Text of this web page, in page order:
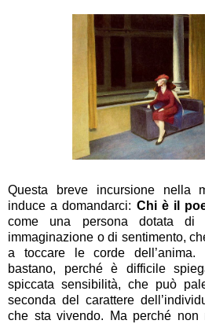
Questa breve incursione nella
induce a domandarci: Chi è il
come una persona dotata di
immaginazione o di sentimento,
a toccare le corde
bastano, perché è difficile
spiccata sensibilità, che può
seconda del carattere
che sta vivendo. Ma perché non